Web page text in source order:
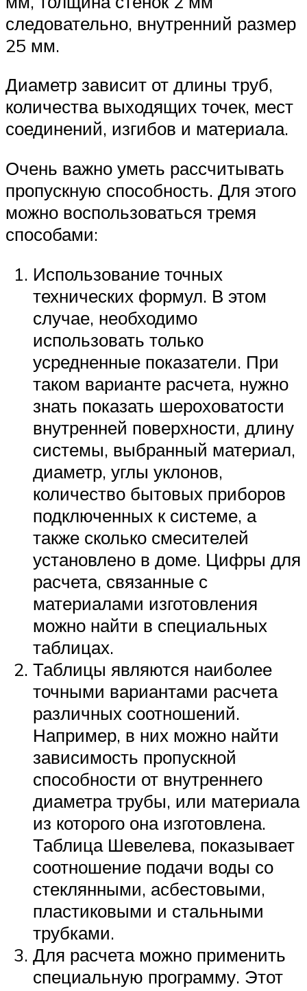
следовательно, внутренний размер
25 мм.
Диаметр зависит от длины труб,
количества выходящих точек, мест
соединений, изгибов и материала.
Очень важно уметь рассчитывать
пропускную способность. Для этого
можно воспользоваться тремя
способами:
Использование точных
технических формул. В этом
случае, необходимо
использовать только
усредненные показатели. При
таком варианте расчета, нужно
знать показать шероховатости
внутренней поверхности, длину
системы, выбранный материал,
диаметр, углы уклонов,
количество бытовых приборов
подключенных к системе, а
также сколько смесителей
установлено в доме. Цифры для
расчета, связанные с
материалами изготовления
можно найти в специальных
таблицах.
Таблицы являются наиболее
точными вариантами расчета
различных соотношений.
Например, в них можно найти
зависимость пропускной
способности от внутреннего
диаметра трубы, или материала
из которого она изготовлена.
Таблица Шевелева, показывает
соотношение подачи воды со
стеклянными, асбестовыми,
пластиковыми и стальными
трубками.
Для расчета можно применить
специальную программу. Этот